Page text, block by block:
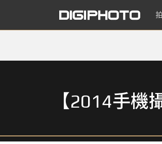
【2014手機